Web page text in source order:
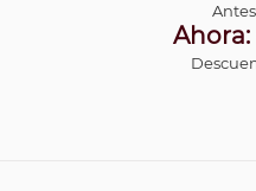
Ahora: